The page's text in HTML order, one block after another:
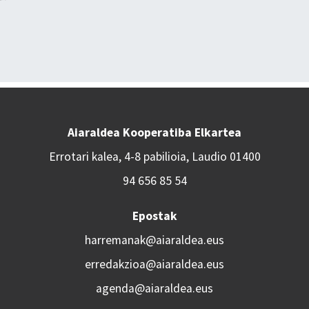
Aiaraldea Kooperatiba Elkartea
Errotari kalea, 4-8 pabilioia, Laudio 01400
94 656 85 54
Epostak
harremanak@aiaraldea.eus
erredakzioa@aiaraldea.eus
agenda@aiaraldea.eus